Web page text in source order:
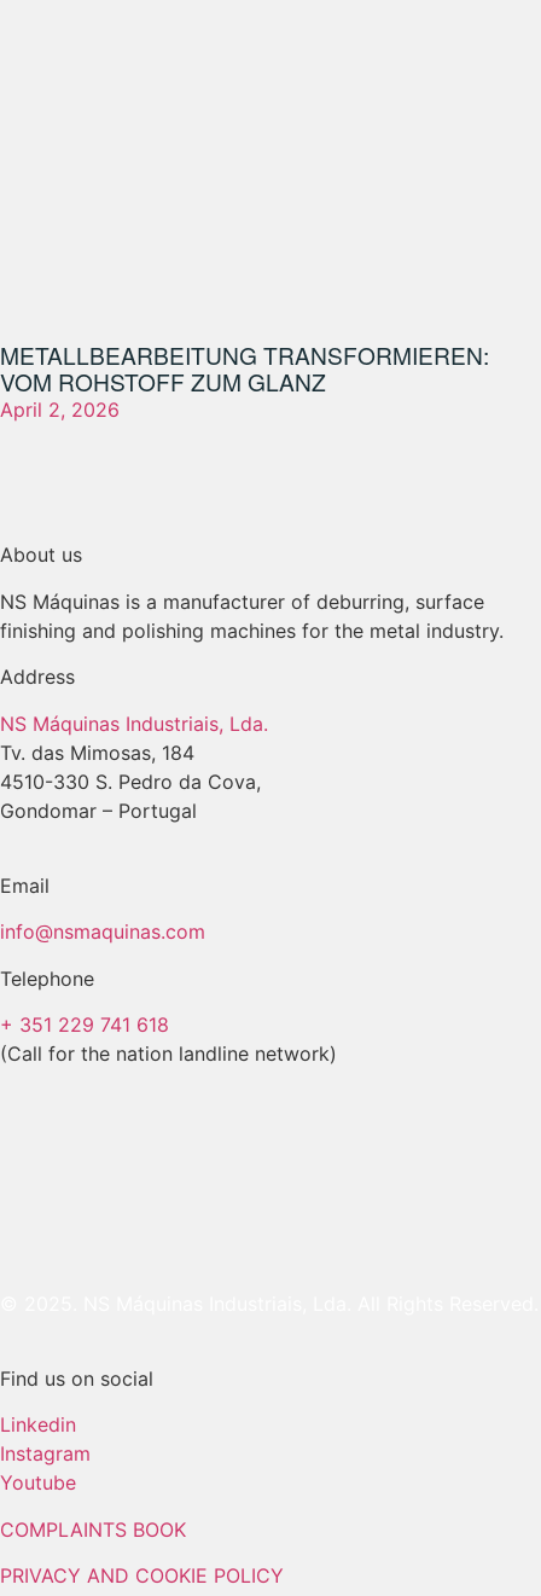
METALLBEARBEITUNG TRANSFORMIEREN:
VOM ROHSTOFF ZUM GLANZ
April 2, 2026
About us
NS Máquinas is a manufacturer of deburring, surface
finishing and polishing machines for the metal industry.
Address
NS Máquinas Industriais, Lda.
Tv. das Mimosas, 184
4510-330 S. Pedro da Cova,
Gondomar – Portugal
Email
info@nsmaquinas.com
Telephone
+ 351 229 741 618
(Call for the nation landline network)
Find us on social
Linkedin
Instagram
Youtube
COMPLAINTS BOOK
PRIVACY AND COOKIE POLICY